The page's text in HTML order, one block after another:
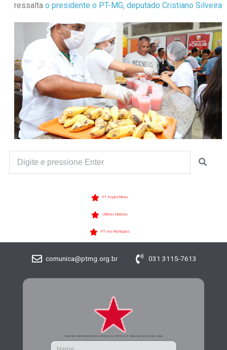
ressalta o presidente o PT-MG, deputado Cristiano Silveira
PT Inspira Minas
Últimas Notícias
PT nos Municípios
comunica@ptmg.org.br 031 3115-7613
CADASTRE-SE PARA RECEBER MAIS INFORMAÇÕES DO PARTIDO DOS TRABALHADORES DE MINAS GERAIS